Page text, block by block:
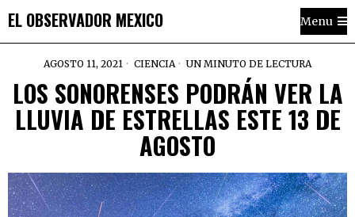
EL OBSERVADOR MEXICO Menu
AGOSTO 11, 2021 CIENCIA UN MINUTO DE LECTURA
LOS SONORENSES PODRÁN VER LA
LLUVIA DE ESTRELLAS ESTE 13 DE
AGOSTO